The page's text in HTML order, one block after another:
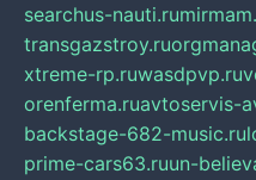
searchus-nauti.ru
transgazstroy.ru
xtreme-rp.ruwasdpvp.ru
orenferma.ruavtoservis-
backstage-682-music.ru
prime-cars63.ruun-